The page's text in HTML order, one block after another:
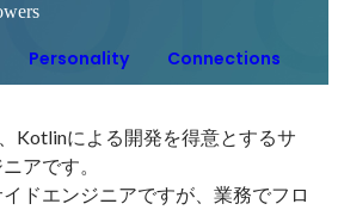
Personality Connections
Kotlinによる開発を得意とするサ
アです。
ドエンジニアですが、業務でフロ